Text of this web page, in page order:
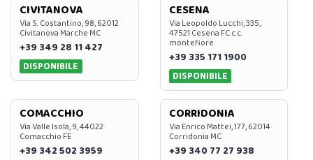
CIVITANOVA
Via S. Costantino, 98, 62012
Civitanova Marche MC
+39 349 28 11 427
DISPONIBILE
CESENA
Via Leopoldo Lucchi, 335,
47521 Cesena FC c.c.
montefiore
+39 335 171 1900
DISPONIBILE
COMACCHIO
Via Valle Isola, 9, 44022
Comacchio FE
+39 342 502 3959
CORRIDONIA
Via Enrico Mattei, 177, 62014
Corridonia MC
+39 340 77 27 938